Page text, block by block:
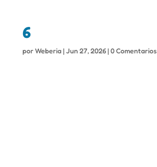
6
porWeberia|Jun 27, 2026|0 Comentarios